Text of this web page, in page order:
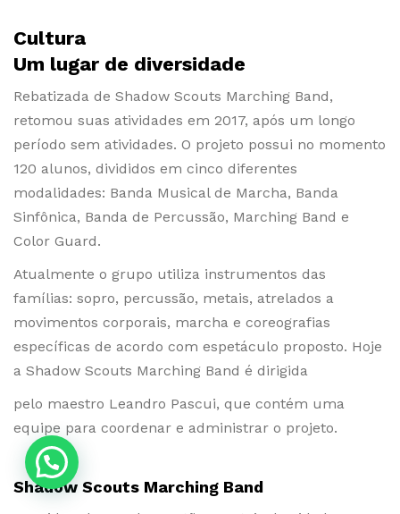
Cultura
Um lugar de diversidade
Rebatizada de Shadow Scouts Marching Band,
retomou suas atividades em 2017, após um longo
período sem atividades. O projeto possui no momento
120 alunos, divididos em cinco diferentes
modalidades: Banda Musical de Marcha, Banda
Sinfônica, Banda de Percussão, Marching Band e
Color Guard.
Atualmente o grupo utiliza instrumentos das
famílias: sopro, percussão, metais, atrelados a
movimentos corporais, marcha e coreografias
específicas de acordo com espetáculo proposto. Hoje
a Shadow Scouts Marching Band é dirigida
pelo maestro Leandro Pascui, que contém uma
equipe para coordenar e administrar o projeto.
Shadow Scouts Marching Band